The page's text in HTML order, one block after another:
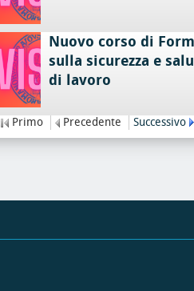
Nuovo corso di
sulla sicurezza e
di lavoro
Primo Precedente Successivo